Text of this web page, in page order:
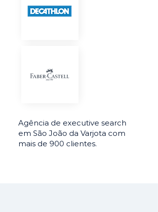
Agência de executive search
em São João da Varjota com
mais de 900 clientes.